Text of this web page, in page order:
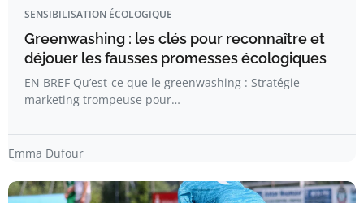
SENSIBILISATION ÉCOLOGIQUE
Greenwashing : les clés pour reconnaître et
déjouer les fausses promesses écologiques
EN BREF Qu’est-ce que le greenwashing : Stratégie
marketing trompeuse pour…
Emma Dufour